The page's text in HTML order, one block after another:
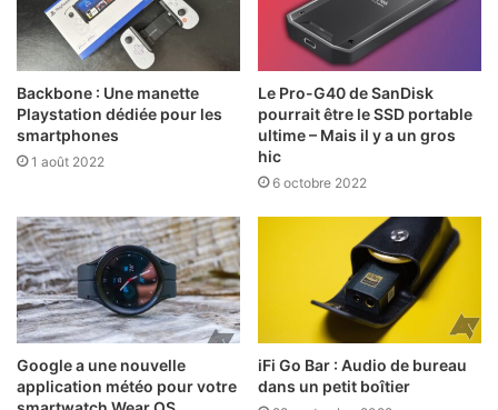
Backbone : Une manette
Playstation dédiée pour les
smartphones
1 août 2022
Le Pro-G40 de SanDisk
pourrait être le SSD portable
ultime – Mais il y a un gros
hic
6 octobre 2022
Google a une nouvelle
application météo pour votre
iFi Go Bar : Audio de bureau
dans un petit boîtier